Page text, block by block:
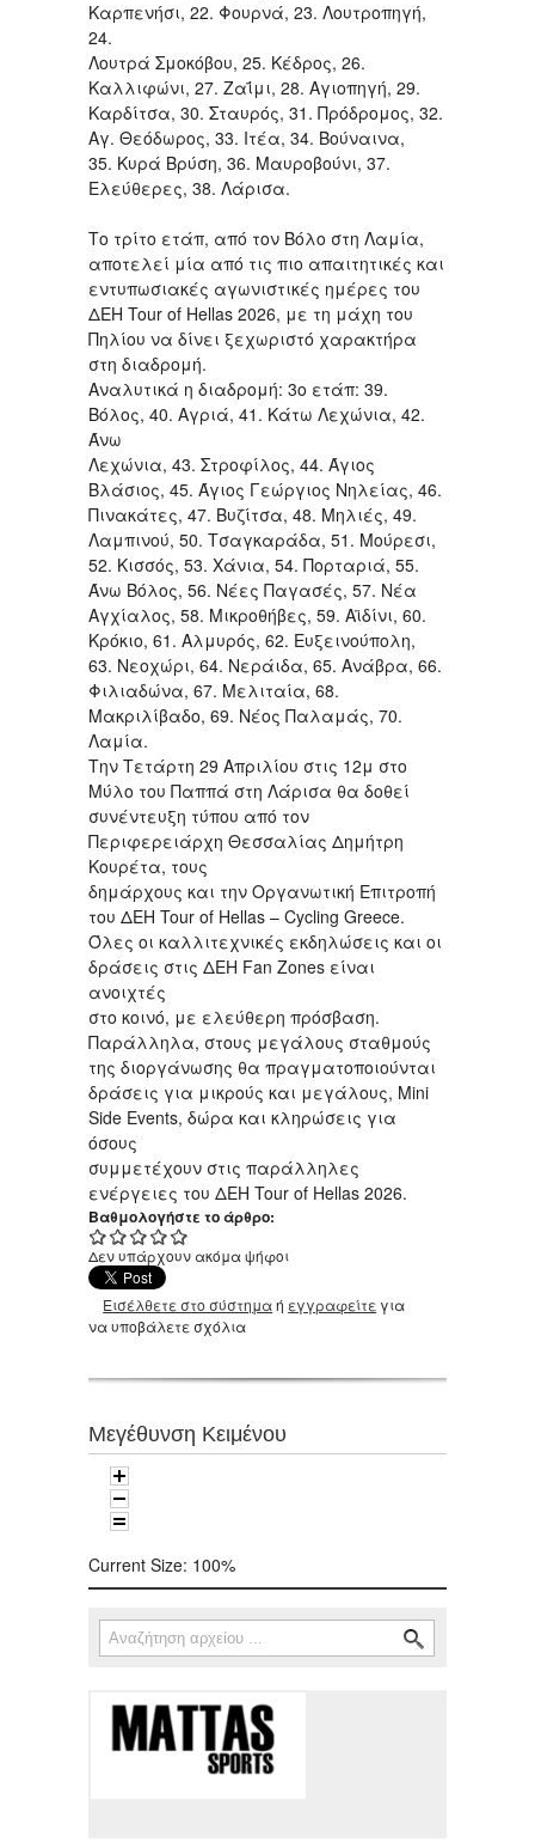
Καρπενήσι, 22. Φουρνά, 23. Λουτροπηγή,
24.
Λουτρά Σμοκόβου, 25. Κέδρος, 26.
Καλλιφώνι, 27. Ζαΐμι, 28. Αγιοπηγή, 29.
Καρδίτσα, 30. Σταυρός, 31. Πρόδρομος, 32.
Αγ. Θεόδωρος, 33. Ιτέα, 34. Βούναινα,
35. Κυρά Βρύση, 36. Μαυροβούνι, 37.
Ελεύθερες, 38. Λάρισα.
Το τρίτο ετάπ, από τον Βόλο στη Λαμία,
αποτελεί μία από τις πιο απαιτητικές και
εντυπωσιακές αγωνιστικές ημέρες του
ΔΕΗ Tour of Hellas 2026, με τη μάχη του
Πηλίου να δίνει ξεχωριστό χαρακτήρα
στη διαδρομή.
Αναλυτικά η διαδρομή: 3ο ετάπ: 39.
Βόλος, 40. Αγριά, 41. Κάτω Λεχώνια, 42.
Άνω
Λεχώνια, 43. Στροφίλος, 44. Άγιος
Βλάσιος, 45. Άγιος Γεώργιος Νηλείας, 46.
Πινακάτες, 47. Βυζίτσα, 48. Μηλιές, 49.
Λαμπινού, 50. Τσαγκαράδα, 51. Μούρεσι,
52. Κισσός, 53. Χάνια, 54. Πορταριά, 55.
Άνω Βόλος, 56. Νέες Παγασές, 57. Νέα
Αγχίαλος, 58. Μικροθήβες, 59. Αϊδίνι, 60.
Κρόκιο, 61. Αλμυρός, 62. Ευξεινούπολη,
63. Νεοχώρι, 64. Νεράιδα, 65. Ανάβρα, 66.
Φιλιαδώνα, 67. Μελιταία, 68.
Μακριλίβαδο, 69. Νέος Παλαμάς, 70.
Λαμία.
Την Τετάρτη 29 Απριλίου στις 12μ στο
Μύλο του Παππά στη Λάρισα θα δοθεί
συνέντευξη τύπου από τον
Περιφερειάρχη Θεσσαλίας Δημήτρη
Κουρέτα, τους
δημάρχους και την Οργανωτική Επιτροπή
του ΔΕΗ Tour of Hellas – Cycling Greece.
Όλες οι καλλιτεχνικές εκδηλώσεις και οι
δράσεις στις ΔΕΗ Fan Zones είναι
ανοιχτές
στο κοινό, με ελεύθερη πρόσβαση.
Παράλληλα, στους μεγάλους σταθμούς
της διοργάνωσης θα πραγματοποιούνται
δράσεις για μικρούς και μεγάλους, Mini
Side Events, δώρα και κληρώσεις για
όσους
συμμετέχουν στις παράλληλες
ενέργειες του ΔΕΗ Tour of Hellas 2026.
Βαθμολογήστε το άρθρο:
Δεν υπάρχουν ακόμα ψήφοι
Εισέλθετε στο σύστημαή εγγραφείτε για
να υποβάλετε σχόλια
Μεγέθυνση Κειμένου
Current Size: 100%
Φόρμα αναζήτησης
Αναζήτηση